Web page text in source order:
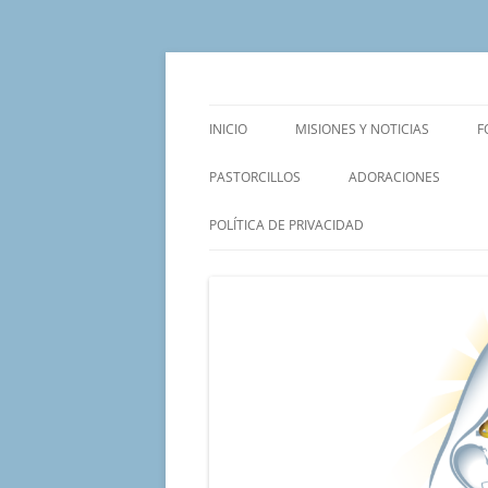
Saltar
INICIO MISIONES Y NOTICIAS
PASTORCILLOS ADORACIONES
POLÍTICA DE PRIVACIDAD